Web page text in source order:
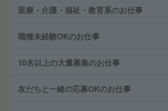
医療・介護・福祉・教育系のお仕事
職種未経験OKのお仕事
10名以上の大量募集のお仕事
友だちと一緒の応募OKのお仕事